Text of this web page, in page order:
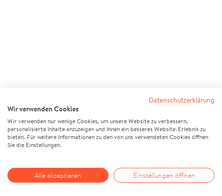
Datenschutzerklärung
Wir verwenden Cookies
Wir verwenden nur wenige Cookies, um unsere Website zu verbessern,
personalisierte Inhalte anzuzeigen und Ihnen ein besseres Website-Erlebnis zu
bieten. Für weitere Informationen zu den von uns verwendeten Cookies öffnen
Sie die Einstellungen.
Alle akzeptieren Einstellungen öffnen